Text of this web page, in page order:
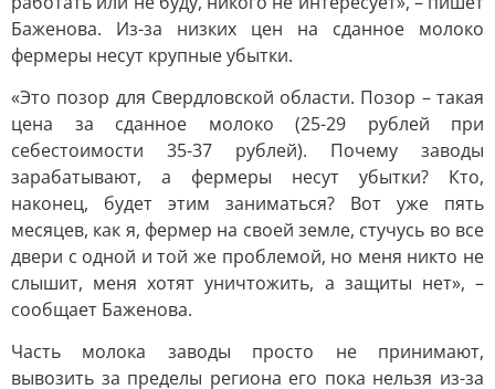
Баженова. Из-за низких цен на сданное молоко
фермеры несут крупные убытки.
«Это позор для Свердловской области. Позор – такая
цена за сданное молоко (25-29 рублей при
себестоимости 35-37 рублей). Почему заводы
зарабатывают, а фермеры несут убытки? Кто,
наконец, будет этим заниматься? Вот уже пять
месяцев, как я, фермер на своей земле, стучусь во все
двери с одной и той же проблемой, но меня никто не
слышит, меня хотят уничтожить, а защиты нет», –
сообщает Баженова.
Часть молока заводы просто не принимают,
вывозить за пределы региона его пока нельзя из-за